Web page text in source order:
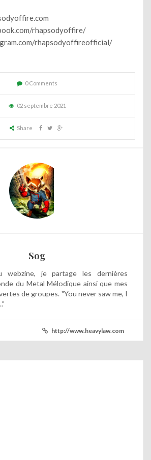
rhapsodyoffire/
rhapsodyoffireofficial/
0 Comments
02 septembre 2021
Share
Sog
webzine, je partage les dernières
du Metal Mélodique ainsi que mes
de groupes. "You never saw me, I
http://www.heavylaw.com